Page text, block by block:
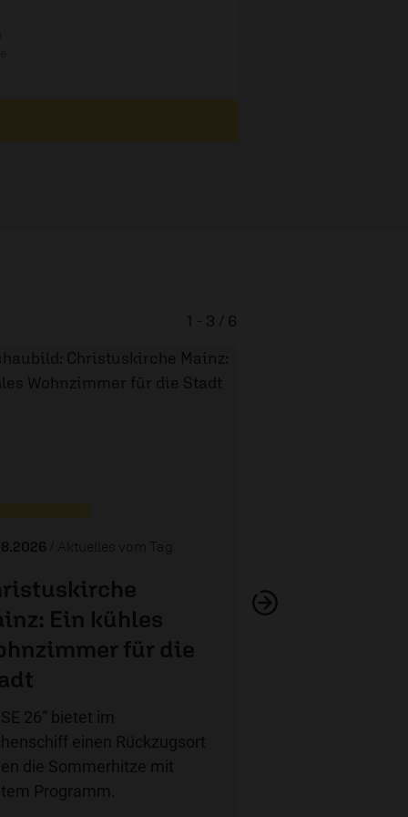
/ Aktuelles vom Tag
Ein kühles
für die
26“ bietet im
einen Rückzugsort
die Sommerhitze mit
Programm.
1 - 3 / 6